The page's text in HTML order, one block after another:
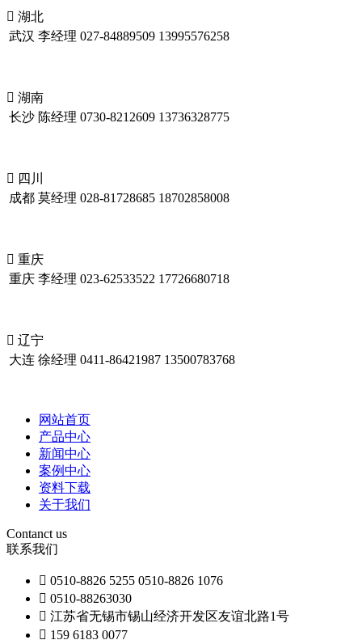
 湖北
武汉 李经理 027-84889509 13995576258
 湖南
长沙 陈经理 0730-8212609 13736328775
 四川
成都 莫经理 028-81728685 18702858008
 重庆
重庆 李经理 023-62533522 17726680718
 辽宁
大连 徐经理 0411-86421987 13500783768
网站首页
产品中心
新闻中心
案例中心
资料下载
关于我们
Contanct us
联系我们
 0510-8826 5255 0510-8826 1076
 0510-88263030
 江苏省无锡市锡山经济开发区友谊北路1号
 159 6183 0077